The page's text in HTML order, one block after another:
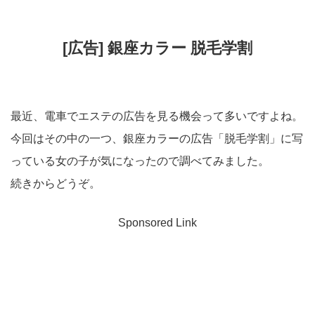
[広告] 銀座カラー 脱毛学割
最近、電車でエステの広告を見る機会って多いですよね。
今回はその中の一つ、銀座カラーの広告「脱毛学割」に写
っている女の子が気になったので調べてみました。
続きからどうぞ。
Sponsored Link